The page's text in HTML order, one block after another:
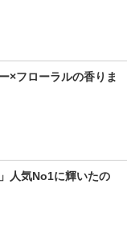
×フローラルの香りま
人気No1に輝いたの